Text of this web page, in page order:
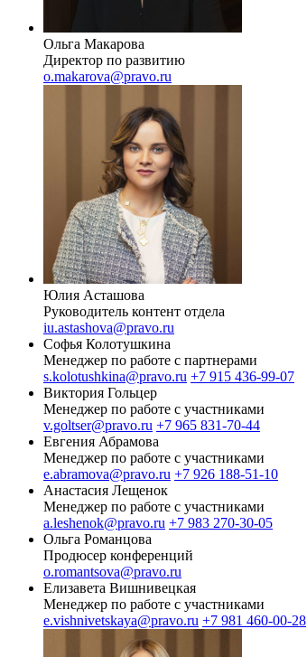
Ольга Макарова
Директор по развитию
o.makarova@pravo.ru
Юлия Асташова
Руководитель контент отдела
iu.astashova@pravo.ru
Софья Колотушкина
Менеджер по работе с партнерами
s.kolotushkina@pravo.ru +7 915 436-99-07
Виктория Гольцер
Менеджер по работе с участниками
v.goltser@pravo.ru +7 965 831-70-44
Евгения Абрамова
Менеджер по работе с участниками
e.abramova@pravo.ru +7 926 188-51-10
Анастасия Лещенок
Менеджер по работе с участниками
a.leshenok@pravo.ru +7 983 270-30-05
Ольга Романцова
Продюсер конференций
o.romantsova@pravo.ru
Елизавета Вишнивецкая
Менеджер по работе с участниками
e.vishnivetskaya@pravo.ru +7 981 460-00-28